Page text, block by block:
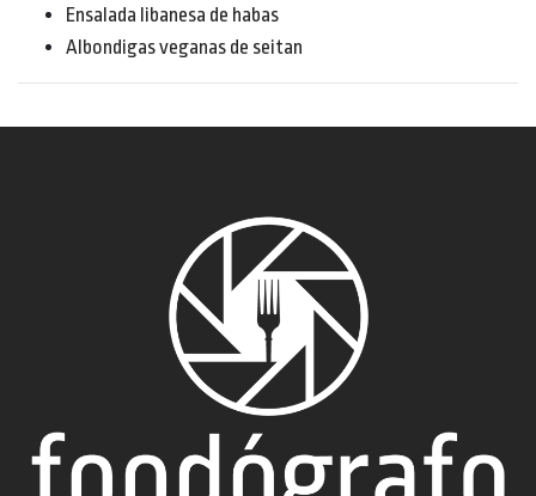
Ensalada libanesa de habas
Albondigas veganas de seitan